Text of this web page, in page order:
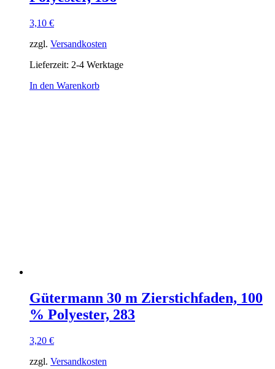
3,10 €
zzgl. Versandkosten
Lieferzeit: 2-4 Werktage
In den Warenkorb
Gütermann 30 m Zierstichfaden, 100
% Polyester, 283
3,20 €
zzgl. Versandkosten